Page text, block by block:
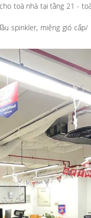
toà nhà tại tầng 21 -
spinkler, miệng gió cấp/